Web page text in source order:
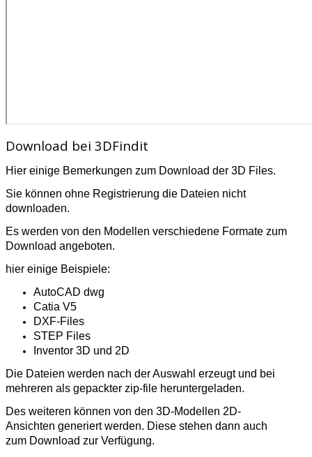
Download bei 3DFindit
Hier einige Bemerkungen zum Download der 3D Files.
Sie können ohne Registrierung die Dateien nicht
downloaden.
Es werden von den Modellen verschiedene Formate zum
Download angeboten.
hier einige Beispiele:
AutoCAD dwg
Catia V5
DXF-Files
STEP Files
Inventor 3D und 2D
Die Dateien werden nach der Auswahl erzeugt und bei
mehreren als gepackter zip-file heruntergeladen.
Des weiteren können von den 3D-Modellen 2D-
Ansichten generiert werden. Diese stehen dann auch
zum Download zur Verfügung.